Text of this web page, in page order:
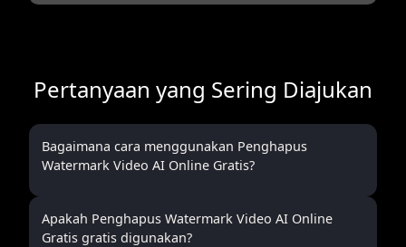
Pertanyaan yang Sering Diajukan
Bagaimana cara menggunakan Penghapus
Watermark Video AI Online Gratis?
Apakah Penghapus Watermark Video AI Online
Gratis gratis digunakan?